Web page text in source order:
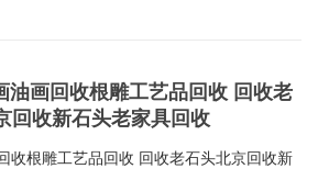
油画回收根雕工艺品回收 回收老
回收新石头老家具回收
收根雕工艺品回收 回收老石头北京回收新